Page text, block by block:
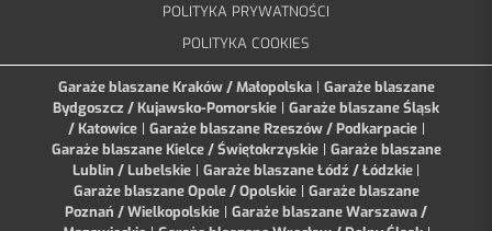
POLITYKA PRYWATNOŚCI
POLITYKA COOKIES
Garaże blaszane Kraków / Małopolska| Garaże blaszane
Bydgoszcz / Kujawsko-Pomorskie | Garaże blaszane Śląsk
/ Katowice| Garaże blaszane Rzeszów / Podkarpacie|
Garaże blaszane Kielce / Świętokrzyskie| Garaże blaszane
Lublin / Lubelskie | Garaże blaszane Łódź / Łódzkie |
Garaże blaszane Opole / Opolskie| Garaże blaszane
Poznań / Wielkopolskie | Garaże blaszane Warszawa /